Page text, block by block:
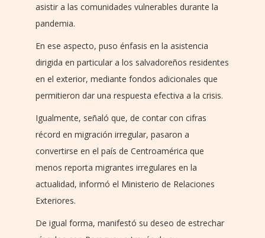
asistir a las comunidades vulnerables durante la
pandemia.
En ese aspecto, puso énfasis en la asistencia
dirigida en particular a los salvadoreños residentes
en el exterior, mediante fondos adicionales que
permitieron dar una respuesta efectiva a la crisis.
Igualmente, señaló que, de contar con cifras
récord en migración irregular, pasaron a
convertirse en el país de Centroamérica que
menos reporta migrantes irregulares en la
actualidad, informó el Ministerio de Relaciones
Exteriores.
De igual forma, manifestó su deseo de estrechar